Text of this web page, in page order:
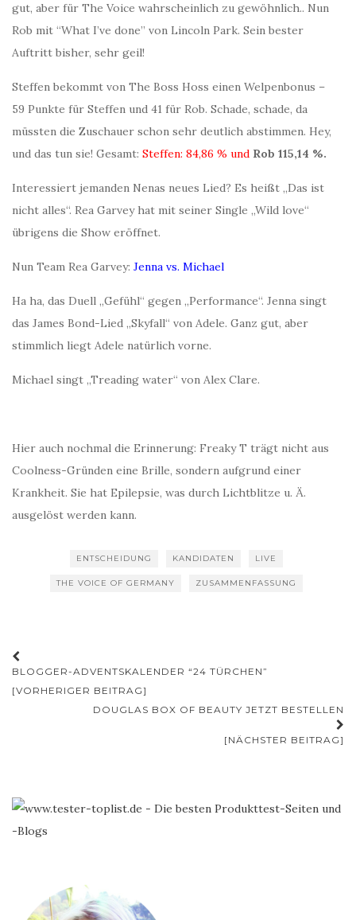
gut, aber für The Voice wahrscheinlich zu gewöhnlich.. Nun
Rob mit “What I’ve done” von Lincoln Park. Sein bester
Auftritt bisher, sehr geil!
Steffen bekommt von The Boss Hoss einen Welpenbonus –
59 Punkte für Steffen und 41 für Rob. Schade, schade, da
müssten die Zuschauer schon sehr deutlich abstimmen. Hey,
und das tun sie! Gesamt: Steffen: 84,86 % und Rob 115,14 %.
Interessiert jemanden Nenas neues Lied? Es heißt „Das ist
nicht alles“. Rea Garvey hat mit seiner Single „Wild love“
übrigens die Show eröffnet.
Nun Team Rea Garvey: Jenna vs. Michael
Ha ha, das Duell „Gefühl“ gegen „Performance“. Jenna singt
das James Bond-Lied „Skyfall“ von Adele. Ganz gut, aber
stimmlich liegt Adele natürlich vorne.
Michael singt „Treading water“ von Alex Clare.
Hier auch nochmal die Erinnerung: Freaky T trägt nicht aus
Coolness-Gründen eine Brille, sondern aufgrund einer
Krankheit. Sie hat Epilepsie, was durch Lichtblitze u. Ä.
ausgelöst werden kann.
ENTSCHEIDUNG KANDIDATEN LIVE
THE VOICE OF GERMANY ZUSAMMENFASSUNG
Beitrags-
Navigation
BLOGGER-ADVENTSKALENDER “24 TÜRCHEN”
[VORHERIGER BEITRAG]
DOUGLAS BOX OF BEAUTY JETZT BESTELLEN
[NÄCHSTER BEITRAG]